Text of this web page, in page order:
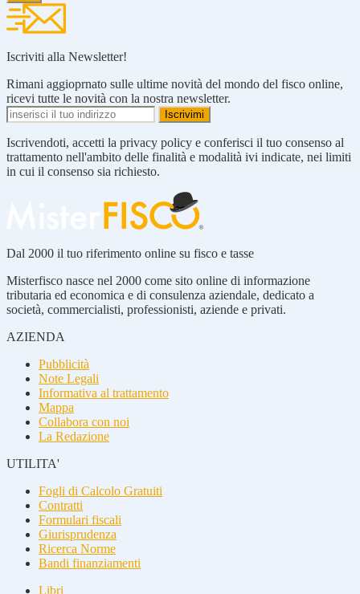
Iscriviti alla Newsletter!
Rimani aggioprnato sulle ultime novità del mondo del fisco online,
ricevi tutte le novità con la nostra newsletter.
Iscrivendoti, accetti la privacy policy e conferisci il tuo consenso al
trattamento nell'ambito delle finalità e modalità ivi indicate, nei limiti
in cui il consenso sia richiesto.
Dal 2000 il tuo riferimento online su fisco e tasse
Misterfisco nasce nel 2000 come sito online di informazione
tributaria ed economica e di consulenza aziendale, dedicato a
società, commercialisti, professionisti, aziende e privati.
AZIENDA
Pubblicità
Note Legali
Informativa al trattamento
Mappa
Collabora con noi
La Redazione
UTILITA'
Fogli di Calcolo Gratuiti
Contratti
Formulari fiscali
Giurisprudenza
Ricerca Norme
Bandi finanziamenti
Libri